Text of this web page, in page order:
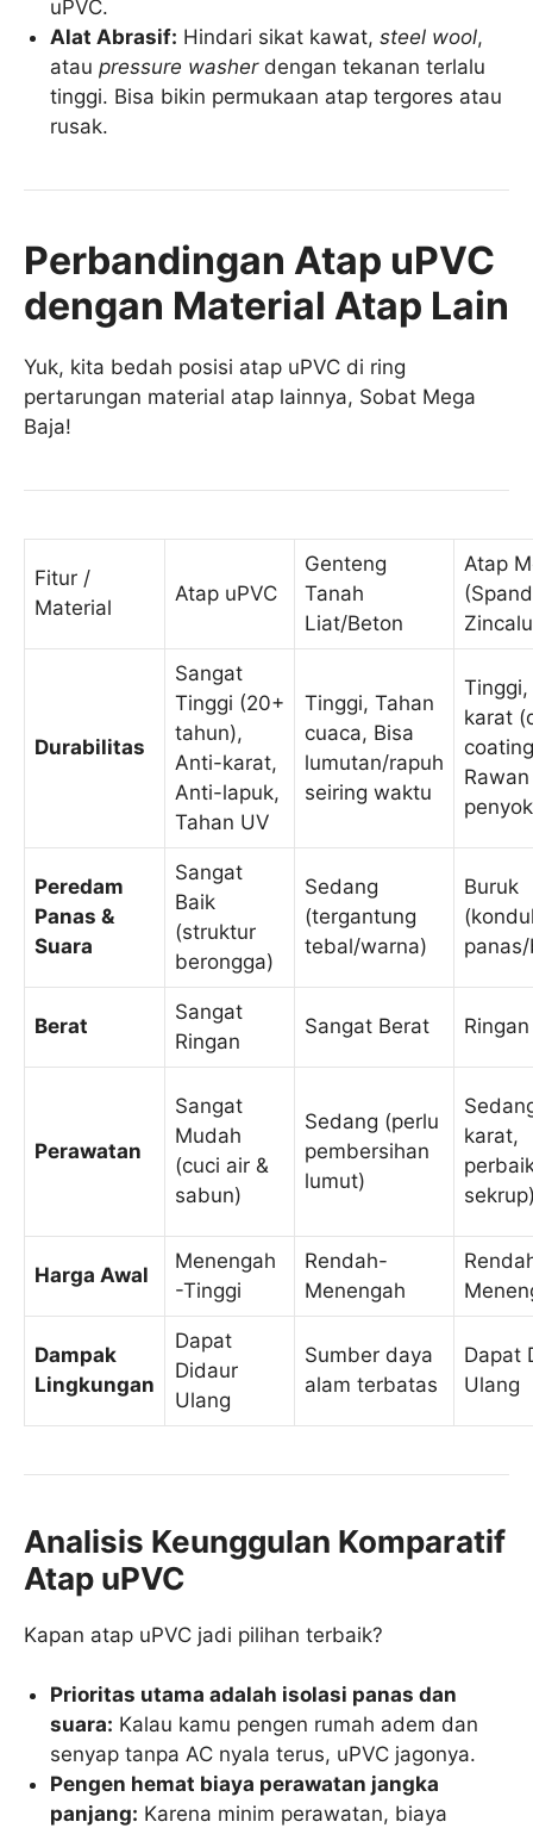
uPVC.
Alat Abrasif: Hindari sikat kawat,steel wool,
ataupressure washerdengan tekanan terlalu
tinggi. Bisa bikin permukaan atap tergores atau
rusak.
Perbandingan Atap uPVC
dengan Material Atap Lain
Yuk, kita bedah posisi atap uPVC di ring
pertarungan material atap lainnya, Sobat Mega
Baja!
Fitur /
Material
Atap uPVC
Genteng
Tanah
Liat/Beton
Atap
Durabilitas
Sangat
Tinggi (20+
tahun),
Anti-karat,
Anti-lapuk,
Tahan UV
Tinggi, Tahan
cuaca, Bisa
lumutan/rapuh
seiring waktu
Tinggi,
karat
Rawan
penyok
Peredam
Panas &
Suara
Sangat
Baik
(struktur
berongga)
Sedang
(tergantung
tebal/warna)
Buruk
Berat
Sangat
Ringan
Sangat Berat Ringan
Perawatan
Sangat
Mudah
(cuci air &
sabun)
Sedang (perlu
pembersihan
lumut)
karat,
Harga Awal
Menengah
-Tinggi
Rendah-
Menengah
Dampak
Lingkungan
Dapat
Didaur
Ulang
Sumber daya
alam terbatas
Dapat
Ulang
Analisis Keunggulan Komparatif
Atap uPVC
Kapan atap uPVC jadi pilihan terbaik?
Prioritas utama adalah isolasi panas dan
suara: Kalau kamu pengen rumah adem dan
senyap tanpa AC nyala terus, uPVC jagonya.
Pengen hemat biaya perawatan jangka
panjang: Karena minim perawatan, biaya